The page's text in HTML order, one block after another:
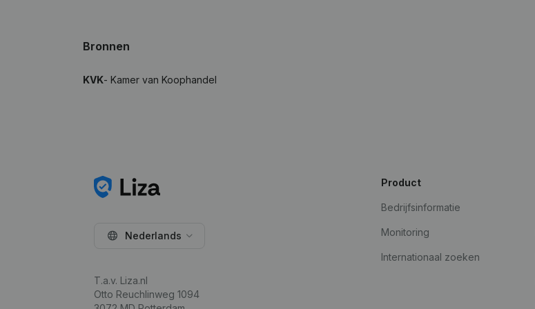
Bronnen
KVK- Kamer van Koophandel
Nederlands
T.a.v. Liza.nl
Otto Reuchlinweg 1094
Product
Bedrijfsinformatie
Monitoring
Internationaal zoeken